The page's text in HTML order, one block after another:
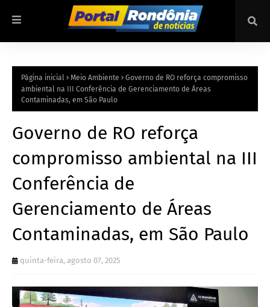
Página inicial Meio Ambiente
Governo de RO reforça compromisso
ambiental na III Conferência de Gerenciamento de Áreas
Contaminadas, em São Paulo
Governo de RO reforça
compromisso ambiental na III
Conferência de
Gerenciamento de Áreas
Contaminadas, em São Paulo
quinta-feira, agosto 07, 2025